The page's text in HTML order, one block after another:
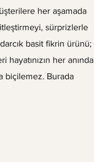
her aşamada
sürprizlerle
basit fikrin ürünü;
hayatınızın her anında
biçilemez. Burada